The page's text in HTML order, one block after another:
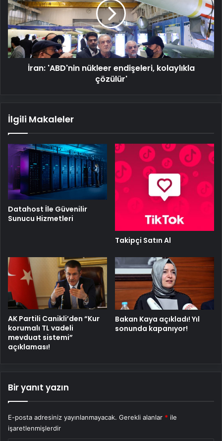
endişeleri,
kolaylıkla
çözülür'
İran: 'ABD'nin nükleer endişeleri, kolaylıkla
çözülür'
İlgili Makaleler
Datahost İle Güvenilir
Sunucu Hizmetleri
Takipçi Satın Al
AK Partili Canikli’den “Kur
korumalı TL vadeli
mevduat sistemi”
açıklaması!
Bakan Kaya açıkladı! Yıl
sonunda kapanıyor!
Bir yanıt yazın
E-posta adresiniz yayınlanmayacak. Gerekli alanlar * ile
işaretlenmişlerdir